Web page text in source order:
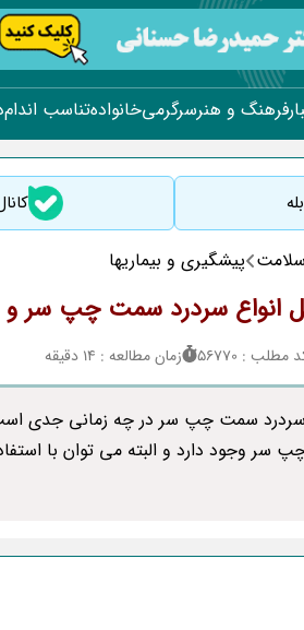
فرهنگ و هنرسرگرمیخانوادهتناسب اندام
سلامت پیشگیری و بیماریها
انواع سردرد سمت چپ سر و
مطلب : 56770 زمان مطالعه : 14 دقیقه
سردرد سمت چپ سر در چه زمانی جدی
سر وجود دارد و البته می توان با